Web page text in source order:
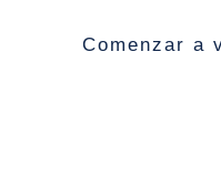
Comenzar a